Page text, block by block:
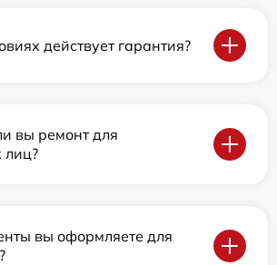
действует гарантия?
вы ремонт для
лиц?
вы оформляете для